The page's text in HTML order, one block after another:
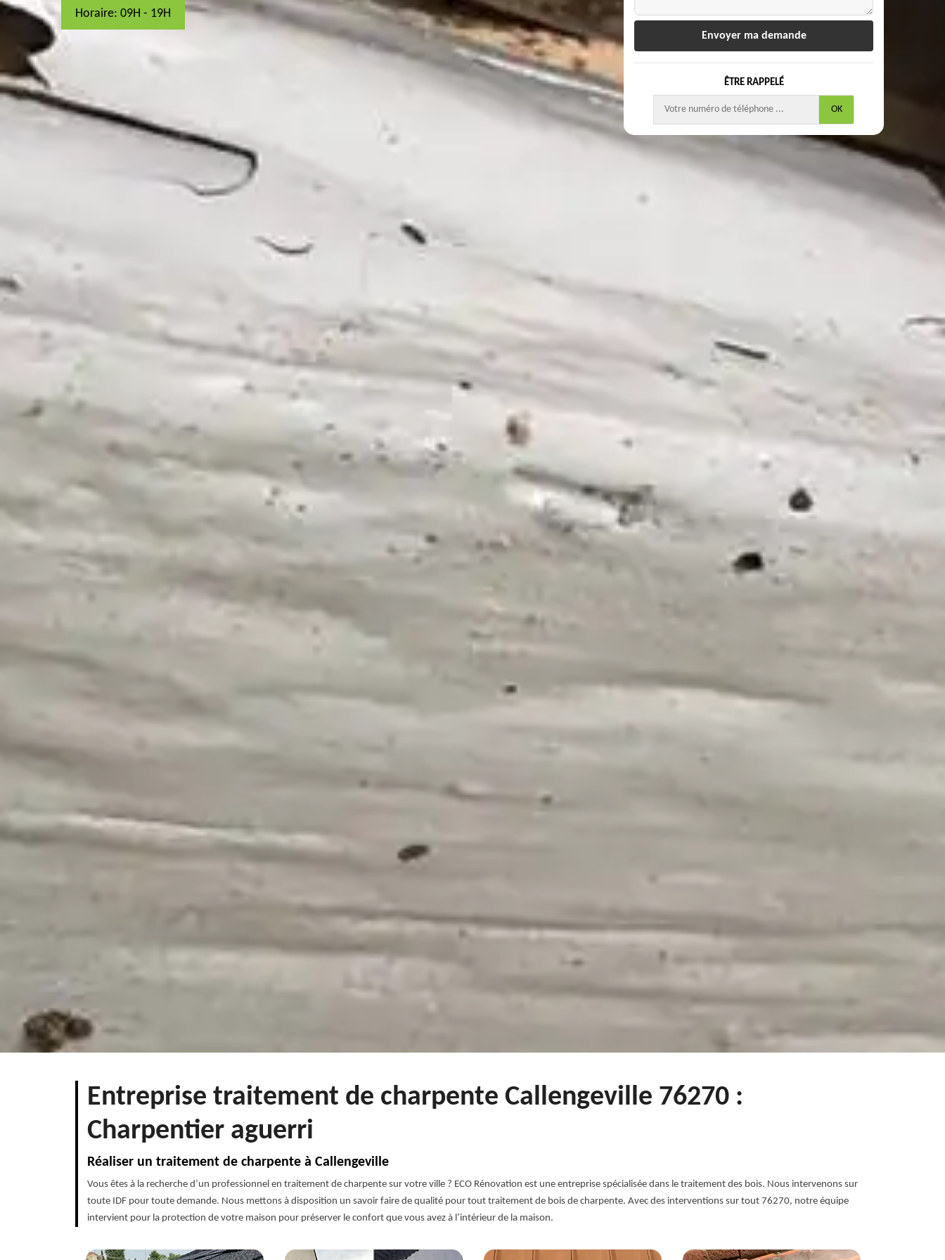
Horaire: 09H - 19H
ÊTRE RAPPELÉ
Entreprise traitement de charpente Callengeville 76270 :
Charpentier aguerri
Réaliser un traitement de charpente à Callengeville
Vous êtes à la recherche d’un professionnel en traitement de charpente sur votre ville ? ECO Rénovation est une entreprise spécialisée dans le traitement des bois. Nous intervenons sur
toute IDF pour toute demande. Nous mettons à disposition un savoir faire de qualité pour tout traitement de bois de charpente. Avec des interventions sur tout 76270, notre équipe
intervient pour la protection de votre maison pour préserver le confort que vous avez à l’intérieur de la maison.